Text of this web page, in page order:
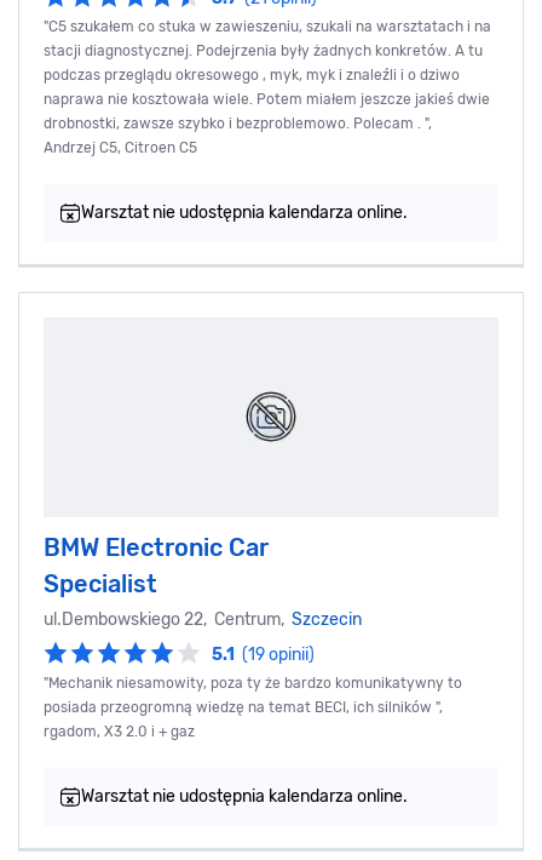
"C5 szukałem co stuka w zawieszeniu, szukali na warsztatach i na
stacji diagnostycznej. Podejrzenia były żadnych konkretów. A tu
podczas przeglądu okresowego , myk, myk i znaleźli i o dziwo
naprawa nie kosztowała wiele. Potem miałem jeszcze jakieś dwie
drobnostki, zawsze szybko i bezproblemowo. Polecam . ",
Andrzej C5, Citroen C5
Warsztat nie udostępnia kalendarza online.
BMW Electronic Car
Specialist
ul.Dembowskiego 22, Centrum, Szczecin
5.1 (19 opinii)
"Mechanik niesamowity, poza ty że bardzo komunikatywny to
posiada przeogromną wiedzę na temat BECI, ich silników ",
rgadom, X3 2.0 i + gaz
Warsztat nie udostępnia kalendarza online.